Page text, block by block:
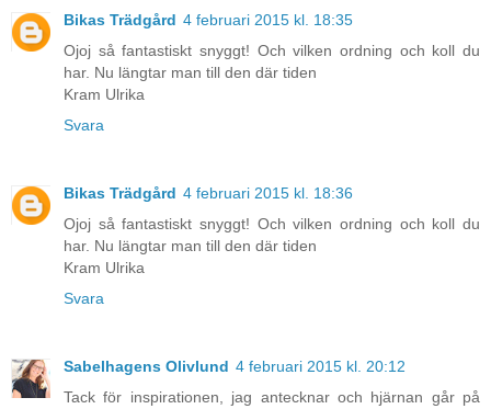
Bikas Trädgård 4 februari 2015 kl. 18:35
Ojoj så fantastiskt snyggt! Och vilken ordning och koll du
har. Nu längtar man till den där tiden
Kram Ulrika
Svara
Bikas Trädgård 4 februari 2015 kl. 18:36
Ojoj så fantastiskt snyggt! Och vilken ordning och koll du
har. Nu längtar man till den där tiden
Kram Ulrika
Svara
Sabelhagens Olivlund 4 februari 2015 kl. 20:12
Tack för inspirationen, jag antecknar och hjärnan går på